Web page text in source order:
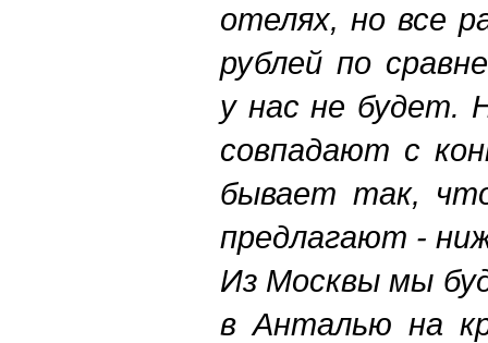
отелях, но все
рублей по
у нас не будет.
совпадают с
бывает так,
предлагают -
Из Москвы мы
в Анталью на